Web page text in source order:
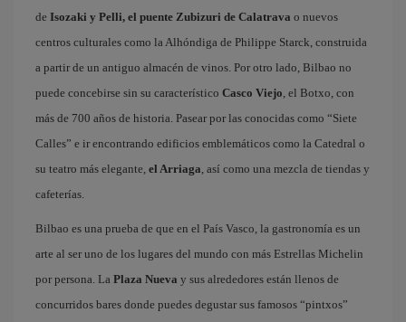
de Isozaki y Pelli, el puente Zubizuri de Calatrava o nuevos
centros culturales como la Alhóndiga de Philippe Starck, construida
a partir de un antiguo almacén de vinos. Por otro lado, Bilbao no
puede concebirse sin su característico Casco Viejo, el Botxo, con
más de 700 años de historia. Pasear por las conocidas como “Siete
Calles” e ir encontrando edificios emblemáticos como la Catedral o
su teatro más elegante, el Arriaga, así como una mezcla de tiendas y
cafeterías.
Bilbao es una prueba de que en el País Vasco, la gastronomía es un
arte al ser uno de los lugares del mundo con más Estrellas Michelin
por persona. La Plaza Nueva y sus alrededores están llenos de
concurridos bares donde puedes degustar sus famosos “pintxos”